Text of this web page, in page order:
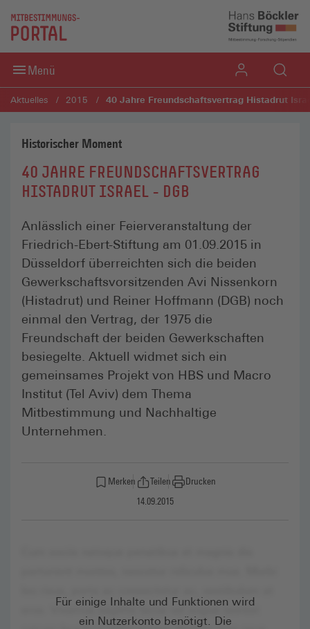
Direkt zum Inhaltsbereich
Direkt zum Fußbereich
Menü
Aktuelles 2015 40 Jahre Freundschaftsvertrag Histadrut
Historischer Moment
40 JAHRE FREUNDSCHAFTSVERTRAG
HISTADRUT ISRAEL - DGB
Anlässlich einer Feierveranstaltung der
Friedrich-Ebert-Stiftung am 01.09.2015 in
Düsseldorf überreichten sich die beiden
Gewerkschaftsvorsitzenden Avi Nissenkorn
(Histadrut) und Reiner Hoffmann (DGB) noch
einmal den Vertrag, der 1975 die
Freundschaft der beiden Gewerkschaften
besiegelte. Aktuell widmet sich ein
gemeinsames Projekt von HBS und Macro
Institut (Tel Aviv) dem Thema
Mitbestimmung und Nachhaltige
Unternehmen.
Merken Teilen
Drucken
14.09.2015
Für einige Inhalte und Funktionen wird
ein Nutzerkonto benötigt. Die